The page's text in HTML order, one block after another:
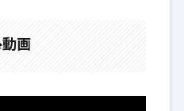
画